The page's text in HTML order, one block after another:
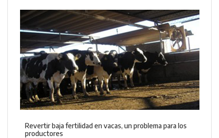
Revertir baja fertilidad en vacas, un problema para los
productores